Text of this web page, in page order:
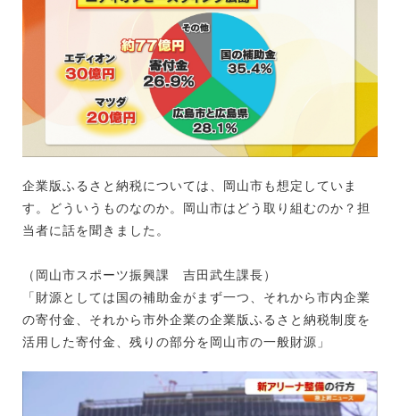
企業版ふるさと納税については、岡山市も想定していま
す。どういうものなのか。岡山市はどう取り組むのか？担
当者に話を聞きました。
（岡山市スポーツ振興課 吉田武生課長）
「財源としては国の補助金がまず一つ、それから市内企業
の寄付金、それから市外企業の企業版ふるさと納税制度を
活用した寄付金、残りの部分を岡山市の一般財源」